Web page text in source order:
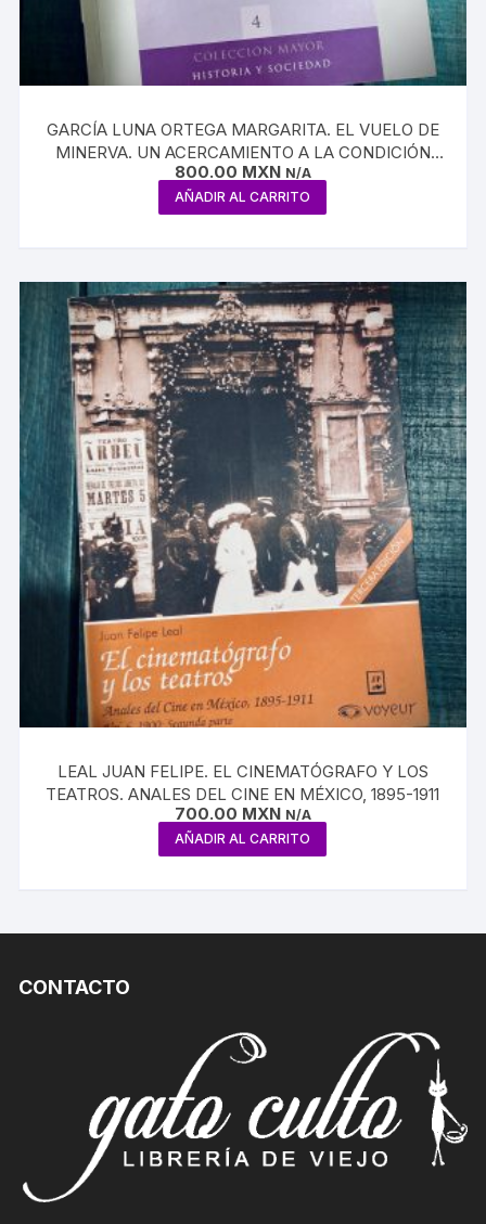
GARCÍA LUNA ORTEGA MARGARITA. EL VUELO DE
MINERVA. UN ACERCAMIENTO A LA CONDICIÓN
FEMENINA EN TOLUCA DURANTE EL SIGLO XIX
800.00 MXN N/A
AÑADIR AL CARRITO
LEAL JUAN FELIPE. EL CINEMATÓGRAFO Y LOS
TEATROS. ANALES DEL CINE EN MÉXICO, 1895-1911
700.00 MXN N/A
AÑADIR AL CARRITO
CONTACTO